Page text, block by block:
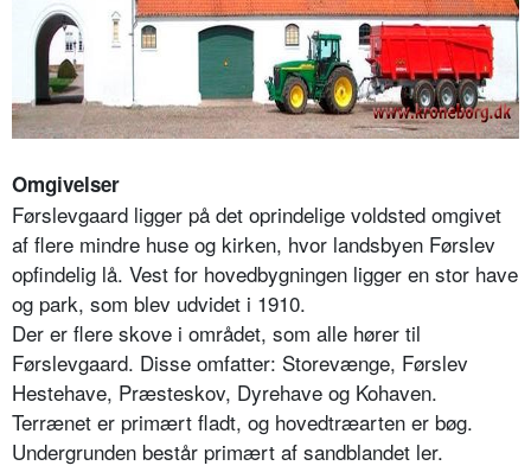
Omgivelser
Førslevgaard ligger på det oprindelige voldsted omgivet
af flere mindre huse og kirken, hvor landsbyen Førslev
opfindelig lå. Vest for hovedbygningen ligger en stor have
og park, som blev udvidet i 1910.
Der er flere skove i området, som alle hører til
Førslevgaard. Disse omfatter: Storevænge, Førslev
Hestehave, Præsteskov, Dyrehave og Kohaven.
Terrænet er primært fladt, og hovedtræarten er bøg.
Undergrunden består primært af sandblandet ler.